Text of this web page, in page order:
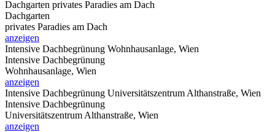
Dachgarten privates Paradies am Dach
Dachgarten
privates Paradies am Dach
anzeigen
Intensive Dachbegrünung Wohnhausanlage, Wien
Intensive Dachbegrünung
Wohnhausanlage, Wien
anzeigen
Intensive Dachbegrünung Universitätszentrum Althanstraße, Wien
Intensive Dachbegrünung
Universitätszentrum Althanstraße, Wien
anzeigen